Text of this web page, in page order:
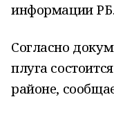
информации РБ.
Согласно
плуга состоится
районе,